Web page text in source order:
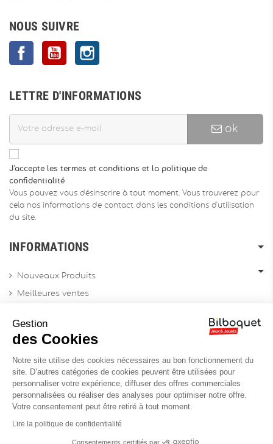
NOUS SUIVRE
FacebookYouTube
LETTRE D'INFORMATIONS
ok
J'accepte les termes et conditions et la politique de
confidentialité
Vous pouvez vous désinscrire à tout moment. Vous trouverez pour
cela nos informations de contact dans les conditions d'utilisation
du site.
INFORMATIONS
Nouveaux Produits
Meilleures ventes
Archives produits
Contactez-nous
Gestion
des Cookies
Notre site utilise des cookies nécessaires au bon fonctionnement du
site. D’autres catégories de cookies peuvent être utilisées pour
personnaliser votre expérience, diffuser des offres commerciales
personnalisées ou réaliser des analyses pour optimiser notre offre.
Votre consentement peut être retiré à tout moment.
Lire la politique de confidentialité
Consentements certifiés par